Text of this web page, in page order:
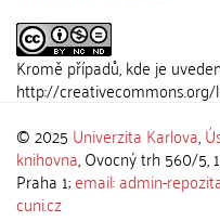
Kromě případů, kde je
http://
© 2025 Univerzita Karlova,
knihovna, Ovocný trh 560/5,
Praha 1;email: admin-
cuni.cz